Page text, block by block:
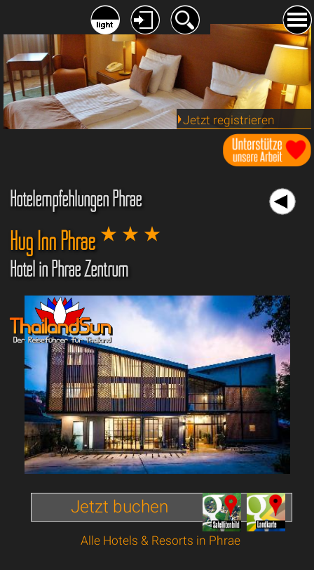
Jetzt registrieren
Hotelempfehlungen Phrae
Hug Inn Phrae
Hotel in Phrae Zentrum
Jetzt buchen
Alle Hotels & Resorts in Phrae